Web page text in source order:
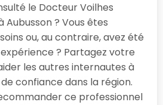
le Docteur Voilhes
Aubusson ? Vous êtes
ou, au contraire, avez été
? Partagez votre
les autres internautes à
confiance dans la région.
ce professionnel